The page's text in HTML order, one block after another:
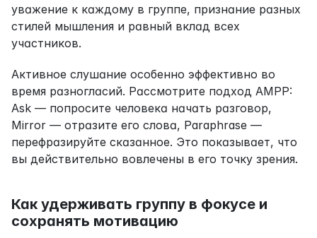
уважение к каждому в группе, признание разных
стилей мышления и равный вклад всех
участников.
Активное слушание особенно эффективно во
время разногласий. Рассмотрите подход AMPP:
Ask — попросите человека начать разговор,
Mirror — отразите его слова, Paraphrase —
перефразируйте сказанное. Это показывает, что
вы действительно вовлечены в его точку зрения.
Как удерживать группу в фокусе и
сохранять мотивацию